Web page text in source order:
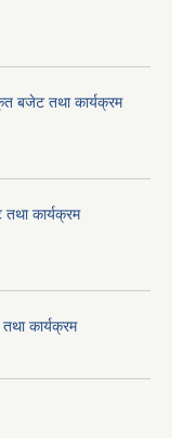
बजेट तथा कार्यक्रम
कार्यक्रम
कार्यक्रम